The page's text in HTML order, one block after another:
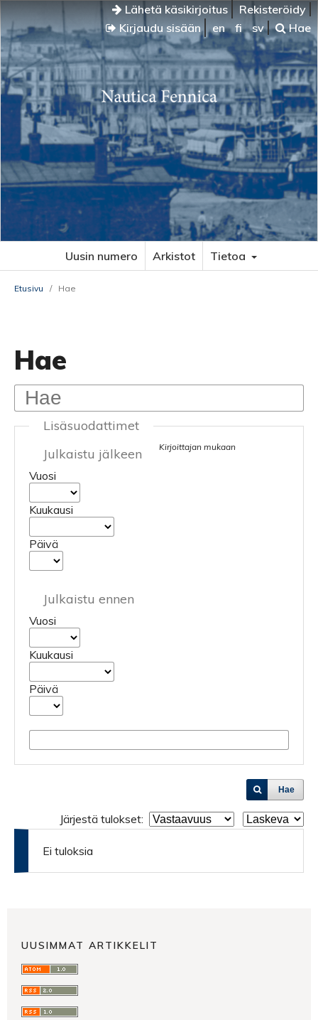
Lähetä käsikirjoitus
Rekisteröidy
Kirjaudu sisään
en fi sv Hae
Uusin numero Arkistot Tietoa
Etusivu / Hae
Hae
Lisäsuodattimet
Julkaistu jälkeen
Vuosi
Kuukausi
Päivä
Julkaistu ennen
Vuosi
Kuukausi
Päivä
Kirjoittajan mukaan
Hae
Järjestä tulokset:
Ei tuloksia
UUSIMMAT ARTIKKELIT